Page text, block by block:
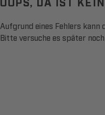
Aufgrund eines Fehlers kann
Bitte versuche es später noch